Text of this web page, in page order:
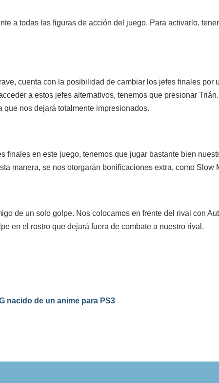
a todas las figuras de acción del juego. Para activarlo,
cuenta con la posibilidad de cambiar los jefes finales por
a estos jefes alternativos, tenemos que presionar
nos dejará totalmente impresionados.
finales en este juego, tenemos que jugar bastante bien
manera, se nos otorgarán bonificaciones extra, como Slow
de un solo golpe. Nos colocamos en frente del rival con
en el rostro que dejará fuera de combate a nuestro rival.
nacido de un anime para PS3